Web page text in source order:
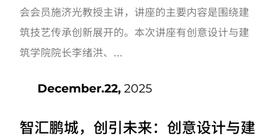
会会员施济光教授主讲，讲座的主要内容是围绕建
筑技艺传承创新展开的。本次讲座有创意设计与建
筑学院院长李绪洪、...
December.22,2025
智汇鹏城，创引未来：创意设计与建